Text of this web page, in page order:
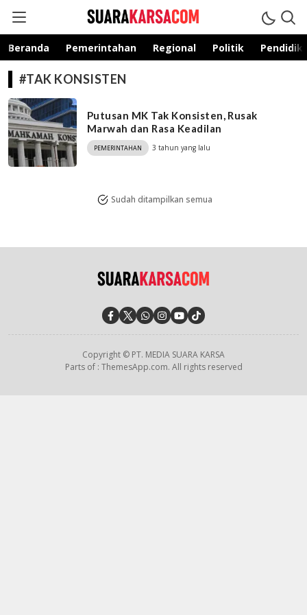
suarakarsa.com
Informasi terpercaya
Beranda Pemerintahan Regional Politik
#TAK KONSISTEN
Putusan MK Tak Konsisten, Rusak
Marwah dan Rasa Keadilan
PEMERINTAHAN 3 tahun yang lalu
Sudah ditampilkan semua
Copyright © PT. MEDIA SUARA KARSA
Parts of : ThemesApp.com. All rights reserved